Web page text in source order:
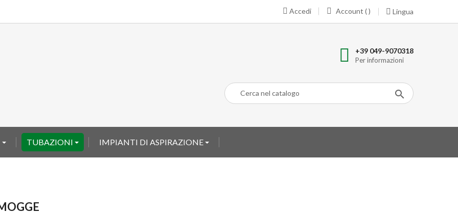
Lingua
Account ( )
Accedi
+39 049-9070318
Per informazioni
TUBAZIONI IMPIANTI DI ASPIRAZIONE